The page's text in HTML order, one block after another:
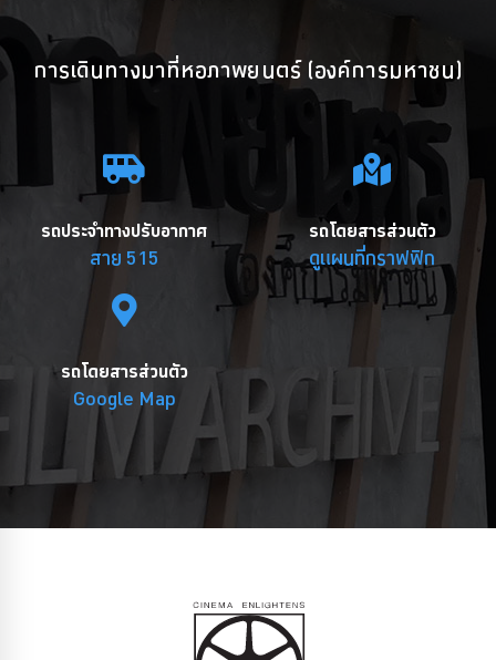
การเดินทางมาที่หอภาพยนตร์ (องค์การมหาชน)
รถประจำทางปรับอากาศ
สาย 515
รถโดยสารส่วนตัว
ดูแผนที่กราฟฟิก
รถโดยสารส่วนตัว
Google Map